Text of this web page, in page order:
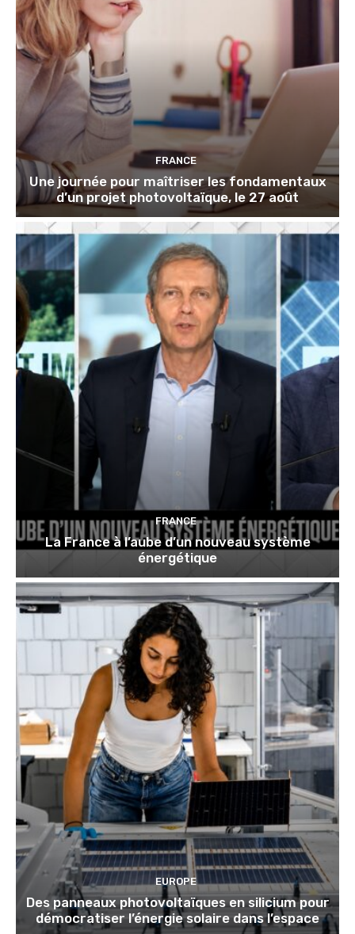
FRANCE
Une journée pour maîtriser les fondamentaux
d’un projet photovoltaïque, le 27 août
FRANCE
La France à l’aube d’un nouveau système
énergétique
EUROPE
Des panneaux photovoltaïques en silicium pour
démocratiser l’énergie solaire dans l’espace